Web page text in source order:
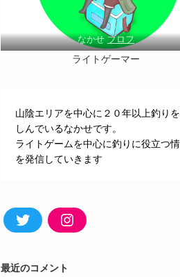
なかせプロフ
ライトゲーマー
山陰エリアを中心に２０年以上釣り
しんでいるなかせです。
ライトゲームを中心に釣りに役立つ
を発信していきます
TwitterInstagram
最近のコメント